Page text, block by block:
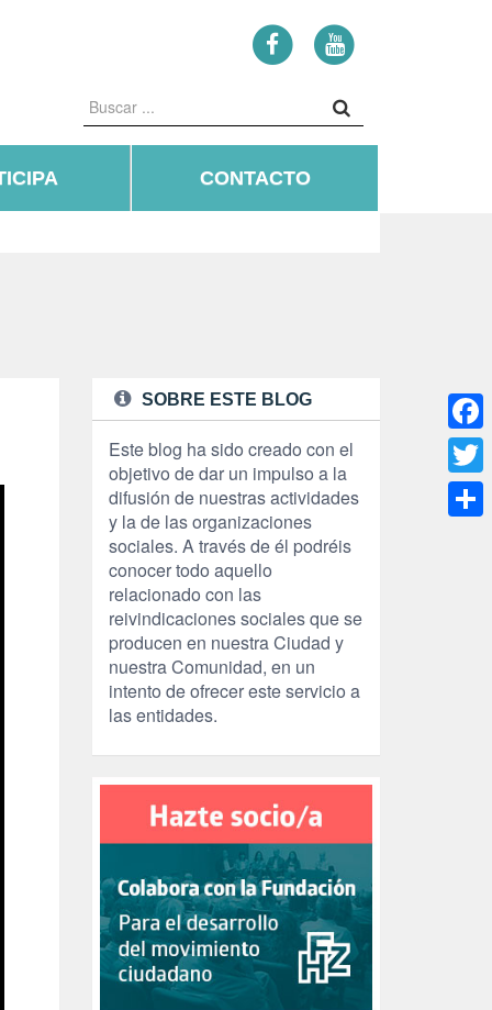
CONTACTO
SOBRE ESTE BLOG
Este blog ha sido creado con el
objetivo de dar un impulso a la
difusión de nuestras actividades
y la de las organizaciones
sociales. A través de él podréis
conocer todo aquello
relacionado con las
reivindicaciones sociales que se
producen en nuestra Ciudad y
nuestra Comunidad, en un
intento de ofrecer este servicio a
las entidades.